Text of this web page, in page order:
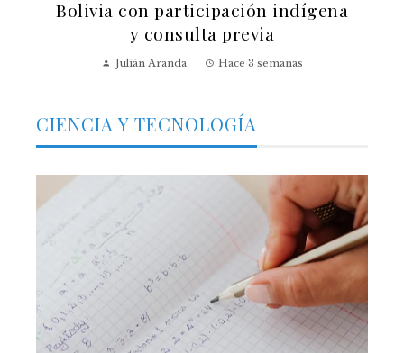
Bolivia con participación indígena
y consulta previa
Julián Aranda Hace 3 semanas
CIENCIA Y TECNOLOGÍA